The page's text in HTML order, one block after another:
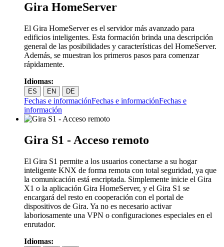
Gira HomeServer
El Gira HomeServer es el servidor más avanzado para
edificios inteligentes. Esta formación brinda una descripción
general de las posibilidades y características del HomeServer.
Además, se muestran los primeros pasos para comenzar
rápidamente.
Idiomas:
ES EN DE
Fechas e informaciónFechas e informaciónFechas e
información
Gira S1 - Acceso remoto
El Gira S1 permite a los usuarios conectarse a su hogar
inteligente KNX de forma remota con total seguridad, ya que
la comunicación está encriptada. Simplemente inicie el Gira
X1 o la aplicación Gira HomeServer, y el Gira S1 se
encargará del resto en cooperación con el portal de
dispositivos de Gira. Ya no es necesario activar
laboriosamente una VPN o configuraciones especiales en el
enrutador.
Idiomas: